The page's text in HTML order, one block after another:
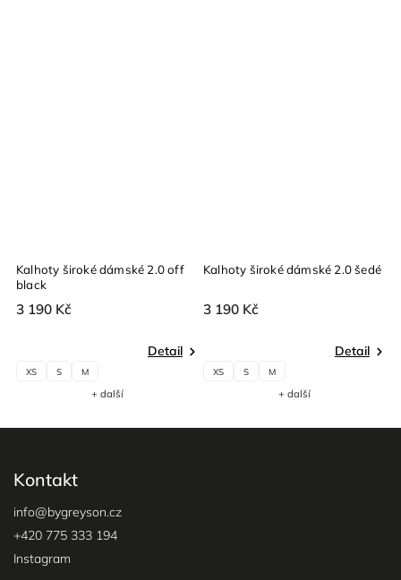
Kalhoty široké dámské 2.0 off
black
3 190 Kč
Detail
XS S M
+ další
Kalhoty široké dámské 2.0 šedé
3 190 Kč
Detail
XS S M
+ další
Kontakt
info@bygreyson.cz
+420 775 333 194
Instagram